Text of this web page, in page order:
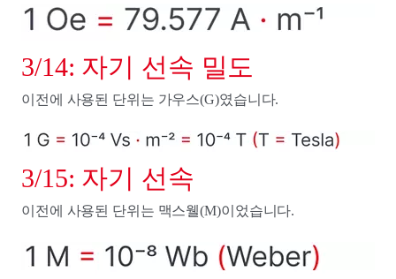
3/14: 자기 선속 밀도
이전에 사용된 단위는 가우스(G)였습니다.
3/15: 자기 선속
이전에 사용된 단위는 맥스웰(M)이었습니다.